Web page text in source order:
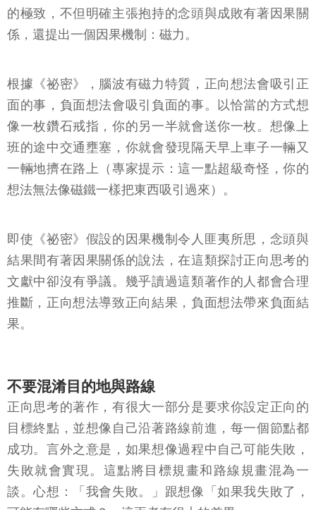
的極致，不但明確主張抱持的念頭與成敗有著因果關
係，還提出一個因果機制：磁力。
根據《祕密》，腦波有磁力特質，正向想法會吸引正
面的事，負面想法會吸引負面的事。以恰當的方式想
像一枚鑽石戒指，你的另一半就會送你一枚。想像上
班的途中交通壅塞，你就會發現隔天早上車子一輛又
一輛地擠在路上（專家提示：這一點超級奇怪，你的
想法無法像磁鐵一樣把東西吸引過來）。
即使《祕密》假設的因果機制令人匪夷所思，念頭與
結果間有著因果關係的說法，在這類探討正向思考的
文獻中卻沒有爭議。幾乎讀過這類著作的人都會合理
推斷，正向想法導致正向結果，負面想法帶來負面結
果。
不要混淆目的地與路線
正向思考的著作，有很大一部分是要求你設定正向的
目標終點，並想像自己沿著路線前進，每一個節點都
成功。言外之意是，如果想像過程中自己可能失敗，
失敗就會實現。這點將目標規畫和路線規畫混為一
談。心想：「我會失敗。」跟想像「如果我失敗了，